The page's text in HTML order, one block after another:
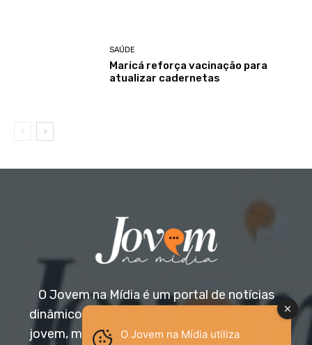
SAÚDE
Maricá reforça vacinação para
atualizar cadernetas
O Jovem na Mídia é um portal de notícias
dinâmico e acessível, voltado para o público
jovem, mas aberto a todas as idades. Nossa
O Jovem na Mídia utiliza